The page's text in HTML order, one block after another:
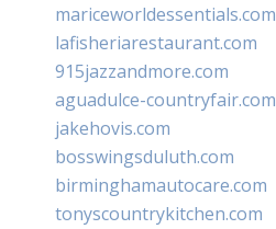
mariceworldessentials.com
lafisheriarestaurant.com
915jazzandmore.com
aguadulce-countryfair.com
jakehovis.com
bosswingsduluth.com
birminghamautocare.com
tonyscountrykitchen.com